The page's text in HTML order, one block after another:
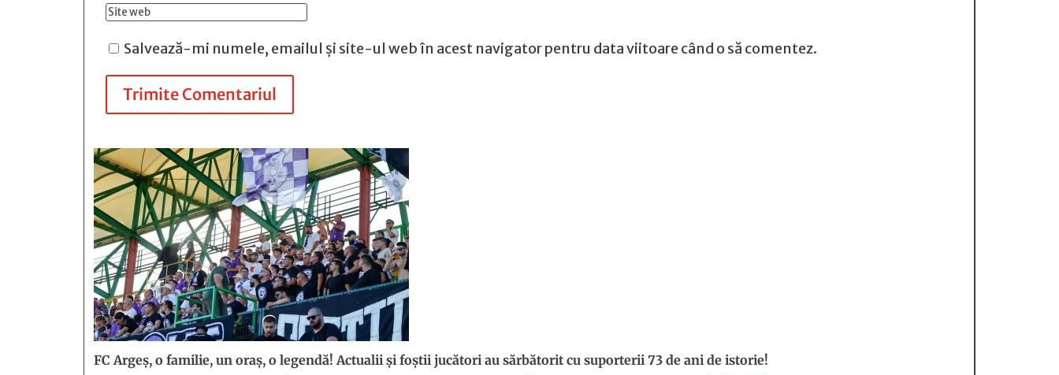
Salvează-mi numele, emailul și site-ul web în acest navigator pentru data viitoare când o să comentez.
Trimite Comentariul
FC Argeş, o familie, un oraș, o legendă! Actualii şi foştii jucători au sărbătorit cu suporterii 73 de ani de istorie!